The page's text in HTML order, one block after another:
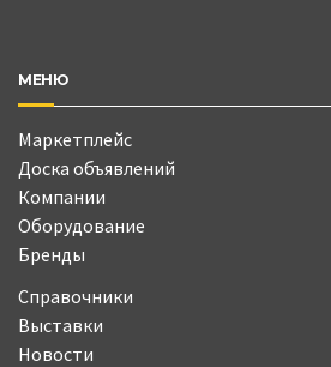
МЕНЮ
Маркетплейс
Доска объявлений
Компании
Оборудование
Бренды
Справочники
Выставки
Новости